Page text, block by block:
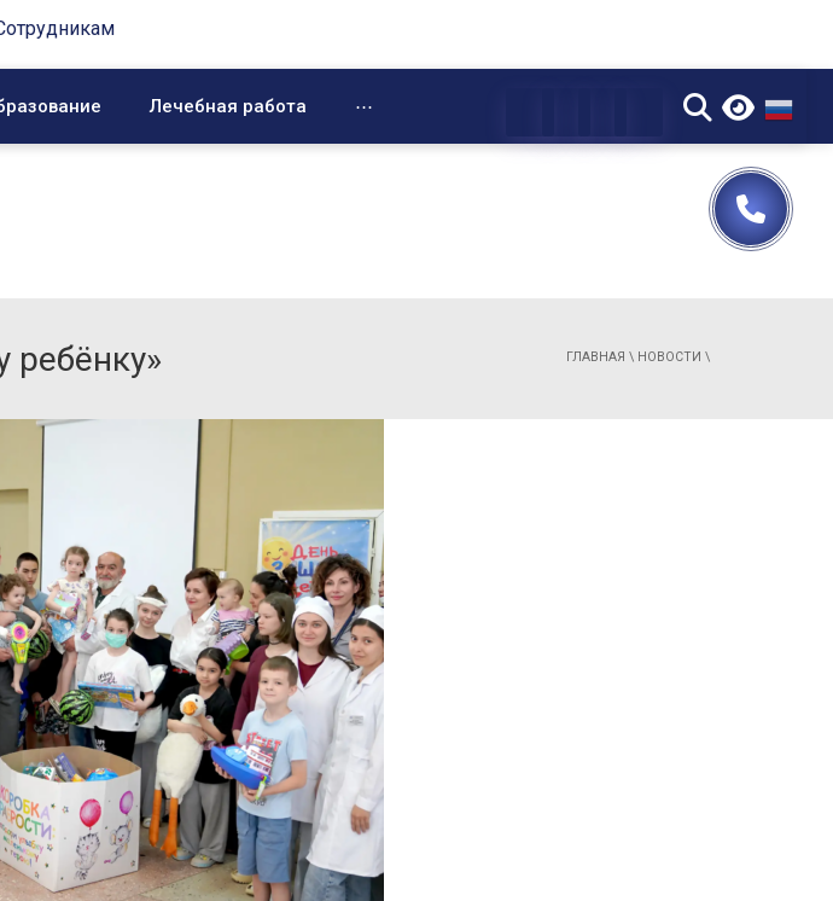
Лечебная работа ⋯ ▼
ребёнку» ГЛАВНАЯ \ НОВОСТИ \